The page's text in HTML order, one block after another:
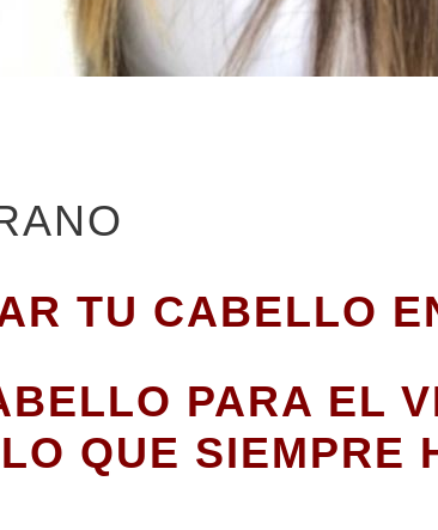
TU CABELLO
PARA EL
QUE SIEMPRE